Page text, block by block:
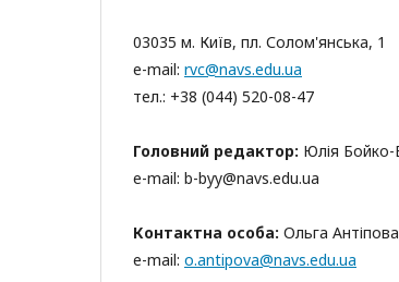
03035 м. Київ, пл. Солом'янська, 1
е-mail: rvc@navs.edu.ua
тел.: +38 (044) 520-08-47
Головний редактор: Юлія Бойко-
е-mail: b-byy@navs.edu.ua
Контактна особа: Ольга
е-mail: о.antipova@navs.edu.ua